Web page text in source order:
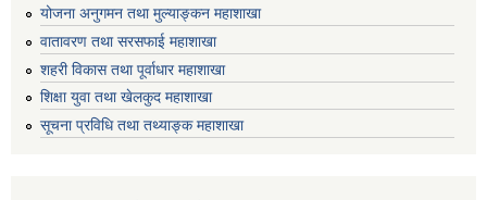
योजना अनुगमन तथा मुल्याङ्कन महाशाखा
वातावरण तथा सरसफाई महाशाखा
शहरी विकास तथा पूर्वाधार महाशाखा
शिक्षा युवा तथा खेलकुद महाशाखा
सूचना प्रविधि तथा तथ्याङ्क महाशाखा